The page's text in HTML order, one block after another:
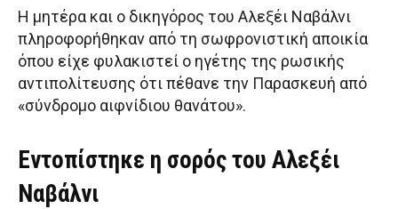
Η μητέρα και ο δικηγόρος του Αλεξέι Ναβάλνι
πληροφορήθηκαν από τη σωφρονιστική αποικία
όπου είχε φυλακιστεί ο ηγέτης της ρωσικής
αντιπολίτευσης ότι πέθανε την Παρασκευή από
«σύνδρομο αιφνίδιου θανάτου».
Εντοπίστηκε η σορός του Αλεξέι
Ναβάλνι